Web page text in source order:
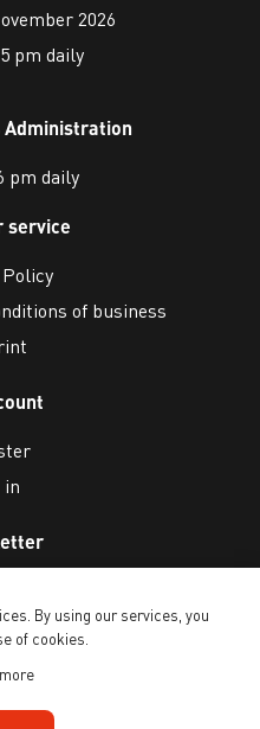
2026
pm daily
Administration
pm daily
service
of business
in
All rights reserved.
By using our services, you
of cookies.